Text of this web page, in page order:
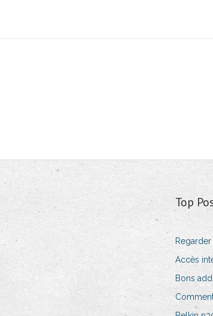
Top
Accès
Bons